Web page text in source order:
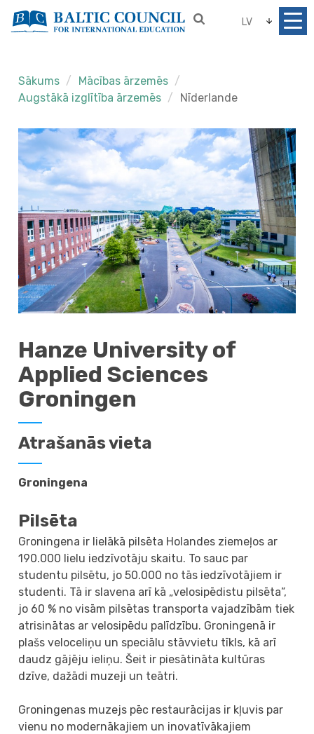
LV
Sākums
Mācības ārzemēs
Augstākā izglītība ārzemēs
Nīderlande
Hanze University of
Applied Sciences
Groningen
Atrašanās vieta
Groningena
Pilsēta
Groningena ir lielākā pilsēta Holandes ziemeļos ar
190.000 lielu iedzīvotāju skaitu. To sauc par
studentu pilsētu, jo 50.000 no tās iedzīvotājiem ir
studenti. Tā ir slavena arī kā „velosipēdistu pilsēta”,
jo 60 % no visām pilsētas transporta vajadzībām tiek
atrisinātas ar velosipēdu palīdzību. Groningenā ir
plašs veloceliņu un speciālu stāvvietu tīkls, kā arī
daudz gājēju ieliņu. Šeit ir piesātināta kultūras
dzīve, dažādi muzeji un teātri.
Groningenas muzejs pēc restaurācijas ir kļuvis par
vienu no modernākajiem un inovatīvākajiem